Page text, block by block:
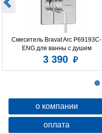
Смеситель Bravat Arc P69193C-
ENG для ванны с душем
3 390
о компании
оплата